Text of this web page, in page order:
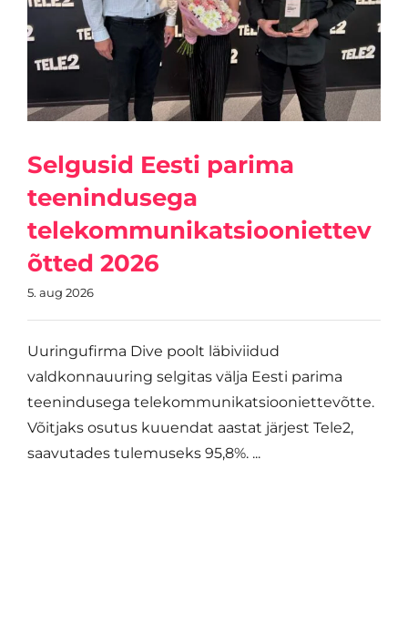
Selgusid Eesti parima
teenindusega
telekommunikatsiooniettev
õtted 2026
5. aug 2026
Uuringufirma Dive poolt läbiviidud
valdkonnauuring selgitas välja Eesti parima
teenindusega telekommunikatsiooniettevõtte.
Võitjaks osutus kuuendat aastat järjest Tele2,
saavutades tulemuseks 95,8%. ...